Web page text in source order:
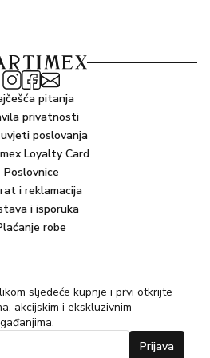
pitanja
privatnosti
poslovanja
Loyalty Card
Poslovnice
i reklamacija
i isporuka
robe
sljedeće kupnje i prvi otkrijte
akcijskim i ekskluzivnim
Prijava